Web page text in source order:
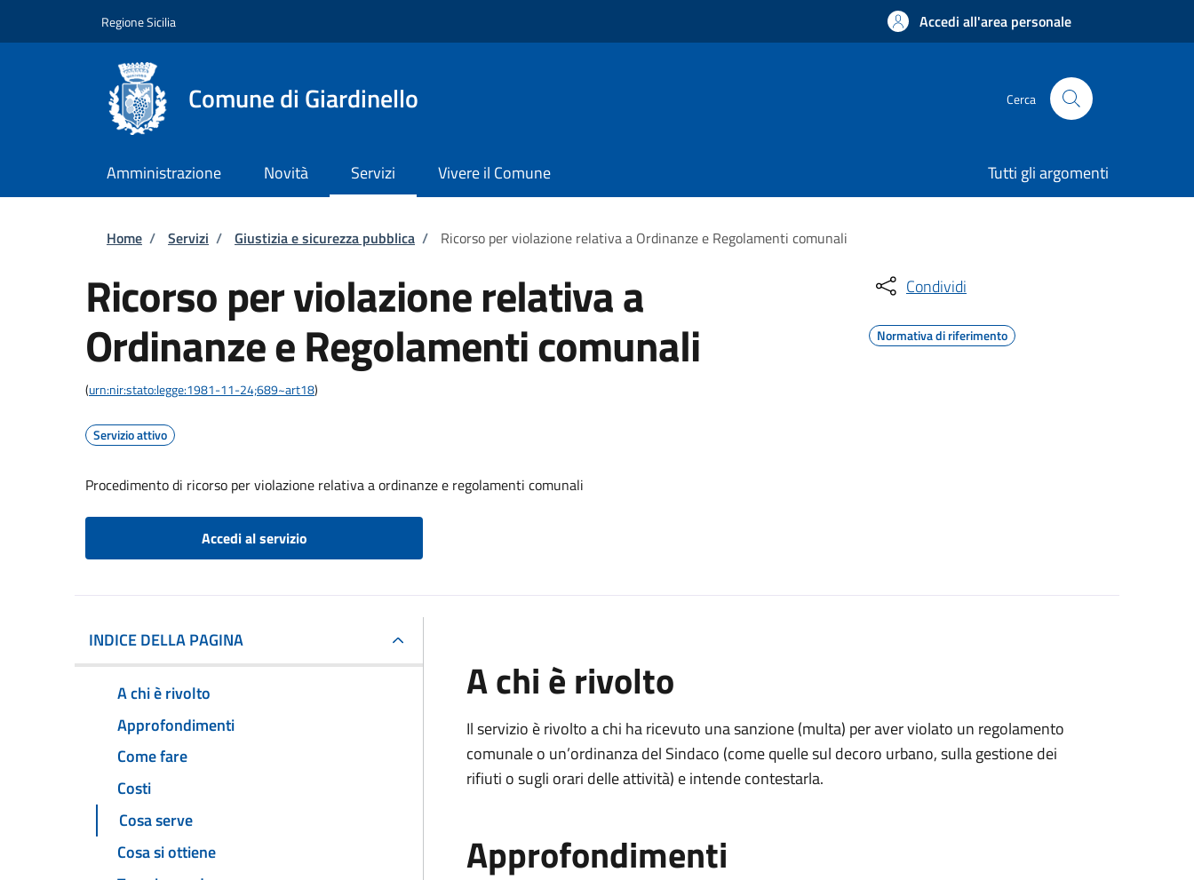
Regione Sicilia Accedi all'area personale
Comune di Giardinello Cerca
Amministrazione Novità Servizi Vivere il Comune Tutti gli argomenti
Briciole di pane
Home / Servizi / Giustizia e sicurezza pubblica / Ricorso per violazione relativa a Ordinanze e Regolamenti comunali
Ricorso per violazione relativa a
Ordinanze e Regolamenti comunali
(urn:nir:stato:legge:1981-11-24;689~art18)
Servizio attivo
Procedimento di ricorso per violazione relativa a ordinanze e regolamenti comunali
Accedi al servizio
Condividi
Normativa di riferimento
INDICE DELLA PAGINA
A chi è rivolto
Approfondimenti
Come fare
Costi
Cosa serve
Cosa si ottiene
A chi è rivolto
Il servizio è rivolto a chi ha ricevuto una sanzione (multa) per aver violato un regolamento
comunale o un’ordinanza del Sindaco (come quelle sul decoro urbano, sulla gestione dei
rifiuti o sugli orari delle attività) e intende contestarla.
Approfondimenti